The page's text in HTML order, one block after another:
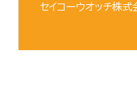
セイコーウオッチ株